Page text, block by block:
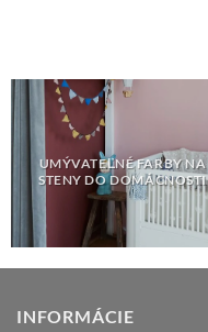
UMÝVATEĽNÉ FARBY NA
STENY DO DOMÁCNOSTI
INFORMÁCIE